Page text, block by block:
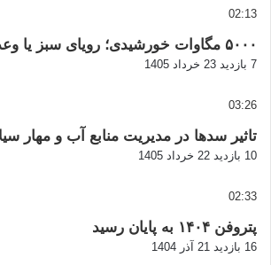
02:13
۵۰۰۰ مگاوات خورشیدی؛ رویای سبز یا وعده تکراری؟
7 بازدید 23 خرداد 1405
03:26
تاثیر سدها در مدیریت منابع آب و مهار
10 بازدید 22 خرداد 1405
02:33
پتروفن ۱۴۰۴ به پایان رسید
16 بازدید 21 آذر 1404